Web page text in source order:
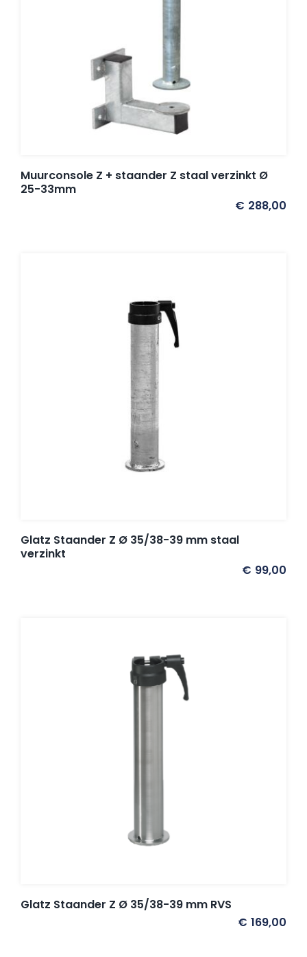
Muurconsole Z + staander Z staal verzinkt Ø
25-33mm
€ 288,00
Glatz Staander Z Ø 35/38-39 mm staal
verzinkt
€ 99,00
Glatz Staander Z Ø 35/38-39 mm RVS
€ 169,00